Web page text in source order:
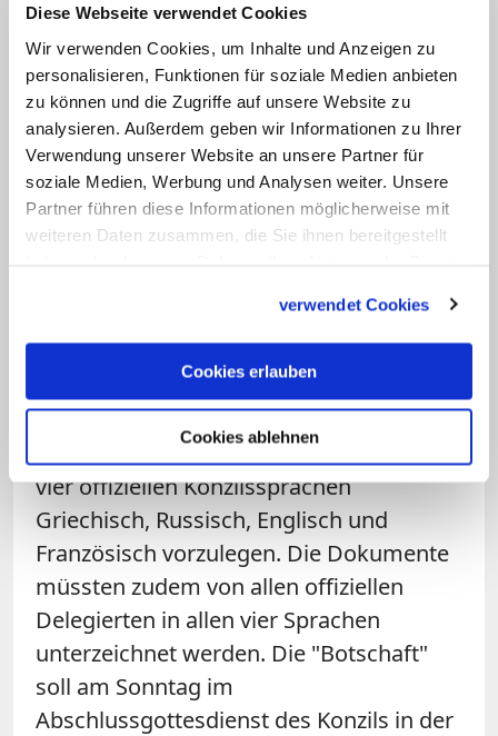
Diese Webseite verwendet Cookies
Wir verwenden Cookies, um Inhalte und Anzeigen zu
personalisieren, Funktionen für soziale Medien anbieten
zu können und die Zugriffe auf unsere Website zu
analysieren. Außerdem geben wir Informationen zu Ihrer
Verwendung unserer Website an unsere Partner für
soziale Medien, Werbung und Analysen weiter. Unsere
Partner führen diese Informationen möglicherweise mit
weiteren Daten zusammen, die Sie ihnen bereitgestellt
verwendet Cookies
Cookies erlauben
Cookies ablehnen
der Konferenz Europäischer Kirchen
gehört.
Weder Beschlüsse noch Enzyklika in
Endfassung veröffentlicht
Weder die Texte der sechs Beschlüsse
die kürzere "Botschaft" des Konzils sind
bisher in der Endfassung veröffentlicht.
Das liegt nach Angaben des
Konzilssekretariats vor allem an der
Schwierigkeit, die jeweiligen Texte in den
vier offiziellen Konzilssprachen
Griechisch, Russisch, Englisch und
Französisch vorzulegen. Die Dokumente
müssten zudem von allen offiziellen
Delegierten in allen vier Sprachen
unterzeichnet werden. Die "Botschaft"
soll am Sonntag im
Abschlussgottesdienst des Konzils in der